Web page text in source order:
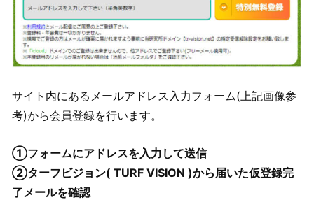
サイト内にあるメールアドレス入力フォーム(上記画像参
考)から会員登録を行います。
①フォームにアドレスを入力して送信
②ターフビジョン( TURF VISION )から届いた仮登録完
了メールを確認